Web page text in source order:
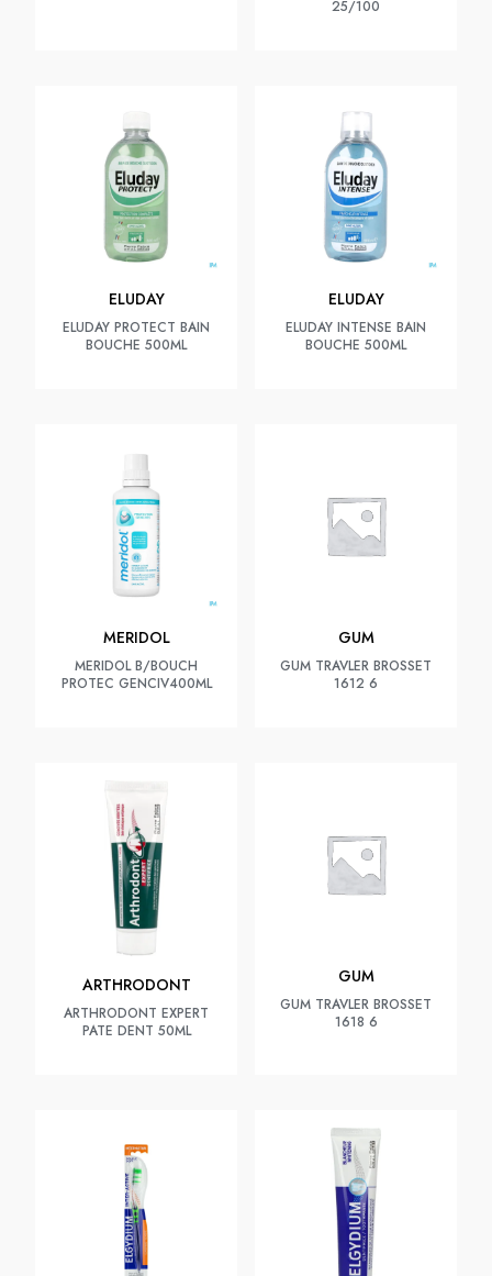
25/100
ELUDAY
ELUDAY PROTECT BAIN
BOUCHE 500ML
ELUDAY
ELUDAY INTENSE BAIN
BOUCHE 500ML
MERIDOL
MERIDOL B/BOUCH
PROTEC GENCIV400ML
GUM
GUM TRAVLER BROSSET
1612 6
ARTHRODONT
ARTHRODONT EXPERT
PATE DENT 50ML
GUM
GUM TRAVLER BROSSET
1618 6